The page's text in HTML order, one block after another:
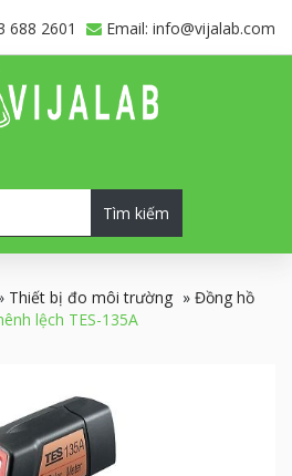
688 2601 Email: info@vijalab.com
Tìm kiếm
Thiết bị đo môi trường » Đồng hồ
lệch TES-135A